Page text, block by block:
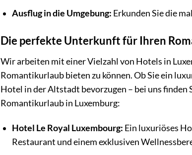
Ausflug in die Umgebung: Erkunden Sie die
Die perfekte Unterkunft für Ihren
Wir arbeiten mit einer Vielzahl von Hotels in
Romantikurlaub bieten zu können. Ob Sie ein
Hotel in der Altstadt bevorzugen – bei uns
Romantikurlaub in Luxemburg:
Hotel Le Royal Luxembourg: Ein luxuriöses
Restaurant und einem exklusiven